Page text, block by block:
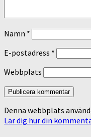
Namn *
E-postadress *
Webbplats
Denna webbplats
Lär dig hur din